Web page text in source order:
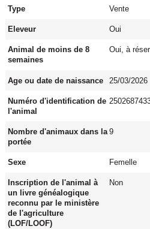
Type Vente
Eleveur Oui
Animal de moins de 8
semaines
Oui, à
Age ou date de naissance 25/03/2026
Numéro d'identification de
l'animal
Nombre d'animaux dans la
portée
9
Sexe Femelle
Inscription de l'animal à
un livre généalogique
reconnu par le ministère
de l'agriculture
(LOF/LOOF)
Non